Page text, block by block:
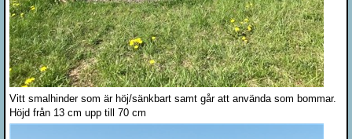
Vitt smalhinder som är höj/sänkbart samt går att använda som bommar.
Höjd från 13 cm upp till 70 cm